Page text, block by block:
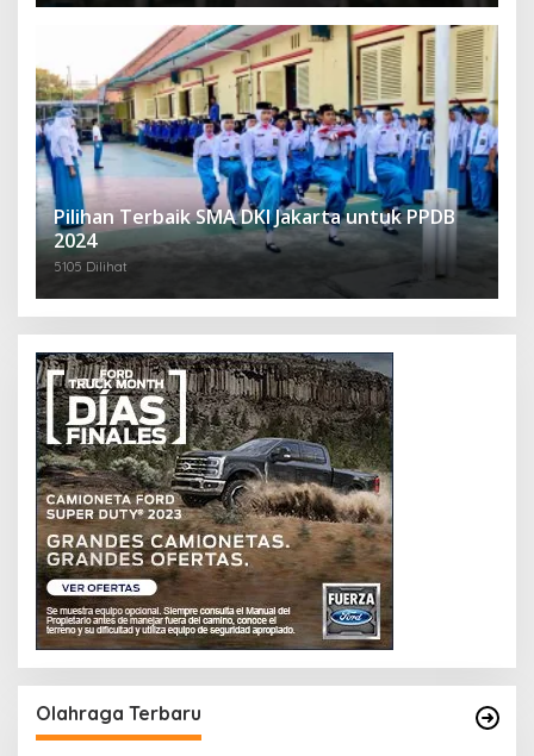
Pilihan Terbaik SMA DKI Jakarta untuk PPDB
2024
5105 Dilihat
Olahraga Terbaru